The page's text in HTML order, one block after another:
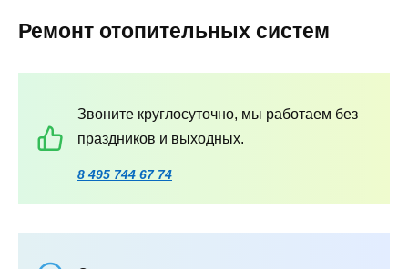
Ремонт отопительных систем
Звоните круглосуточно, мы работаем без
праздников и выходных.
8 495 744 67 74